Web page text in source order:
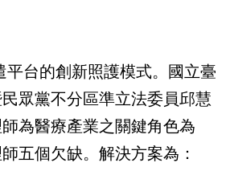
平台的創新照護模式。國立臺
眾黨不分區準立法委員邱慧
為醫療產業之關鍵角色為
五個欠缺。解決方案為：